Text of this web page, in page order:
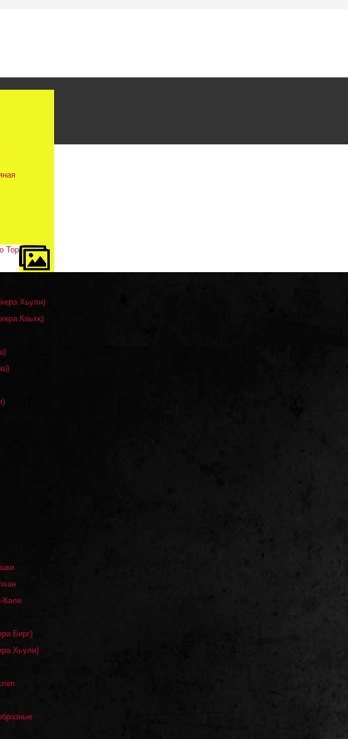
Хьули)
Каьхк)
Кале
Бирг)
Хьули)
Top